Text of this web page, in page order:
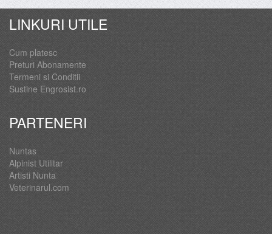
LINKURI UTILE
Cum platesc
Preturi Abonamente
Termeni si Conditii
Sustine Engrosist.ro
PARTENERI
Nuntas
Alpinist Utilitar
Artisti Nunta
Veterinarul.com